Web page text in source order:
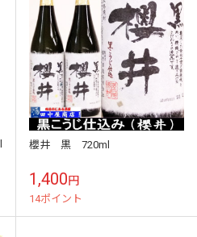
櫻井 黒 720ml
1,400円
14ポイント